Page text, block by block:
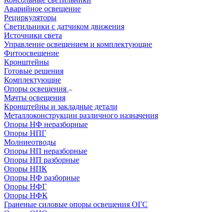
Аварийное освещение
Рециркуляторы
Светильники с датчиком движения
Источники света
Управление освещением и комплектующие
Фитоосвещение
Кронштейны
Готовые решения
Комплектующие
Опоры освещения
Мачты освещения
Кронштейны и закладные детали
Металлоконструкции различного назначения
Опоры НФ неразборные
Опоры НПГ
Молниеотводы
Опоры НП неразборные
Опоры НП разборные
Опоры НПК
Опоры НФ разборные
Опоры НФГ
Опоры НФК
Граненые силовые опоры освещения ОГС